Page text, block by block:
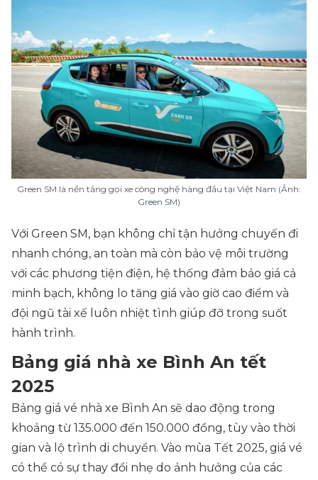
Green SM là nền tảng gọi xe công nghệ hàng đầu tại Việt Nam (Ảnh:
Green SM)
Với Green SM, bạn không chỉ tận hưởng chuyến đi
nhanh chóng, an toàn mà còn bảo vệ môi trường
với các phương tiện điện, hệ thống đảm bảo giá cả
minh bạch, không lo tăng giá vào giờ cao điểm và
đội ngũ tài xế luôn nhiệt tình giúp đỡ trong suốt
hành trình.
Bảng giá nhà xe Bình An tết
2025
Bảng giá vé nhà xe Bình An sẽ dao động trong
khoảng từ 135.000 đến 150.000 đồng, tùy vào thời
gian và lộ trình di chuyển. Vào mùa Tết 2025, giá vé
có thể có sự thay đổi nhẹ do ảnh hưởng của các